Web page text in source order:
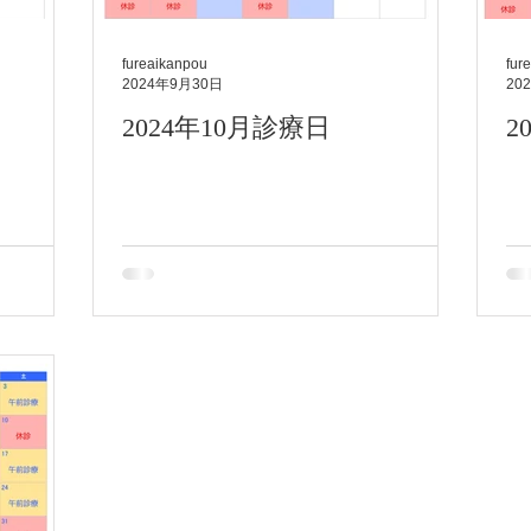
2024年10月診療日
fureaikanpou
2024年9月30日